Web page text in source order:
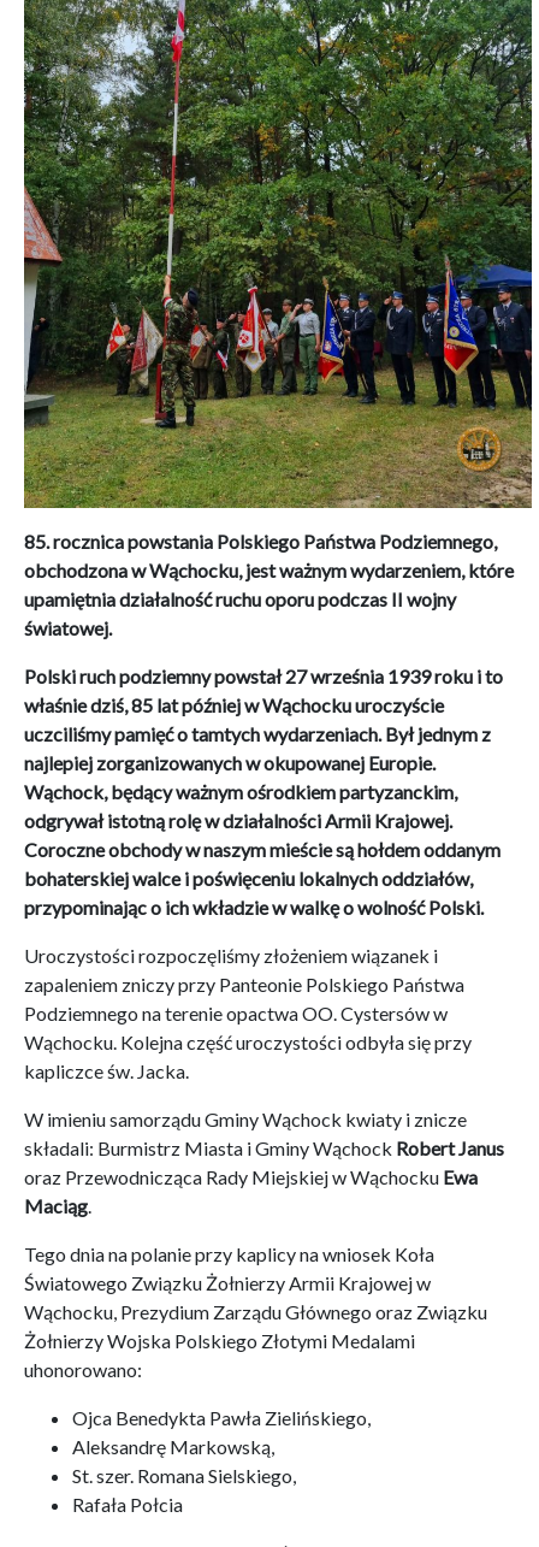
85. rocznica powstania Polskiego Państwa Podziemnego,
obchodzona w Wąchocku, jest ważnym wydarzeniem, które
upamiętnia działalność ruchu oporu podczas II wojny
światowej.
Polski ruch podziemny powstał 27 września 1939 roku i to
właśnie dziś, 85 lat później w Wąchocku uroczyście
uczciliśmy pamięć o tamtych wydarzeniach. Był jednym z
najlepiej zorganizowanych w okupowanej Europie.
Wąchock, będący ważnym ośrodkiem partyzanckim,
odgrywał istotną rolę w działalności Armii Krajowej.
Coroczne obchody w naszym mieście są hołdem oddanym
bohaterskiej walce i poświęceniu lokalnych oddziałów,
przypominając o ich wkładzie w walkę o wolność Polski.
Uroczystości rozpoczęliśmy złożeniem wiązanek i
zapaleniem zniczy przy Panteonie Polskiego Państwa
Podziemnego na terenie opactwa OO. Cystersów w
Wąchocku. Kolejna część uroczystości odbyła się przy
kapliczce św. Jacka.
W imieniu samorządu Gminy Wąchock kwiaty i znicze
składali: Burmistrz Miasta i Gminy Wąchock Robert Janus
oraz Przewodnicząca Rady Miejskiej w Wąchocku Ewa
Maciąg
Tego dnia na polanie przy kaplicy na wniosek Koła
Światowego Związku Żołnierzy Armii Krajowej w
Wąchocku, Prezydium Zarządu Głównego oraz Związku
Żołnierzy Wojska Polskiego Złotymi Medalami
uhonorowano:
Ojca Benedykta Pawła Zielińskiego,
Aleksandrę Markowską,
St. szer. Romana Sielskiego,
Rafała Połcia